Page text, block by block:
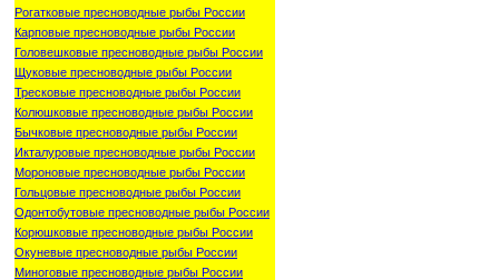
Рогатковые пресноводные рыбы России
Карповые пресноводные рыбы России
Головешковые пресноводные рыбы России
Щуковые пресноводные рыбы России
Тресковые пресноводные рыбы России
Колюшковые пресноводные рыбы России
Бычковые пресноводные рыбы России
Икталуровые пресноводные рыбы России
Мороновые пресноводные рыбы России
Гольцовые пресноводные рыбы России
Одонтобутовые пресноводные рыбы России
Корюшковые пресноводные рыбы России
Окуневые пресноводные рыбы России
Миноговые пресноводные рыбы России